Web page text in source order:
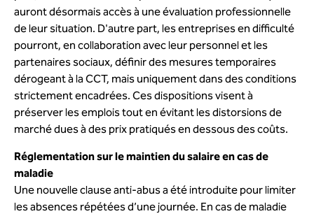
auront désormais accès à une évaluation professionnelle
de leur situation. D'autre part, les entreprises en difficulté
pourront, en collaboration avec leur personnel et les
partenaires sociaux, définir des mesures temporaires
dérogeant à la CCT, mais uniquement dans des conditions
strictement encadrées. Ces dispositions visent à
préserver les emplois tout en évitant les distorsions de
marché dues à des prix pratiqués en dessous des coûts.
Réglementation sur le maintien du salaire en cas de
maladie
Une nouvelle clause anti-abus a été introduite pour limiter
les absences répétées d’une journée. En cas de maladie